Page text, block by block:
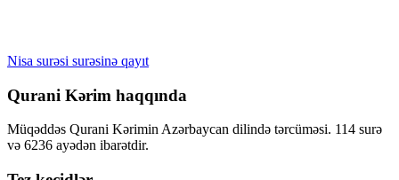
Nisa surəsi surəsinə qayıt
Qurani Kərim haqqında
Müqəddəs Qurani Kərimin Azərbaycan dilində tərcüməsi. 114 surə
və 6236 ayədən ibarətdir.